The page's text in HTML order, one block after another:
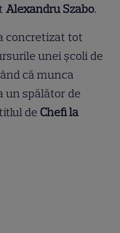
Alexandru Szabo.
concretizat tot
unei școli de
că munca
un spălător de
de Chefi la